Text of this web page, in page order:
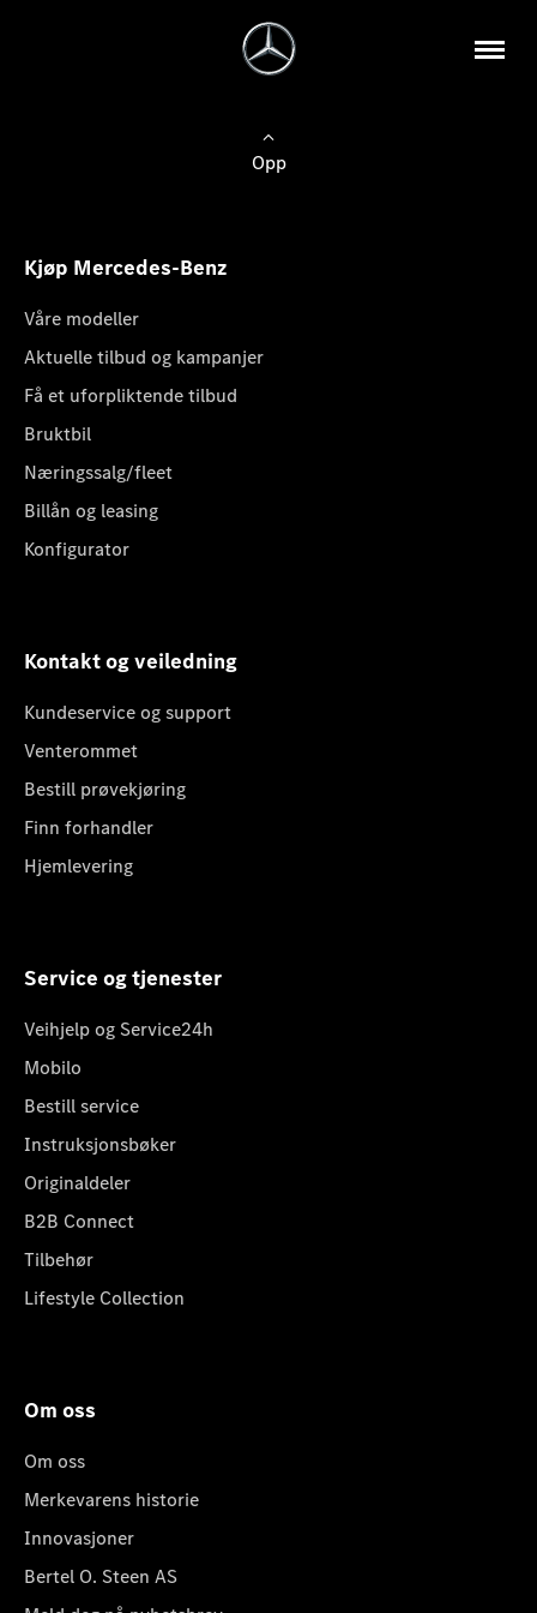
Opp
Kjøp Mercedes-Benz
Våre modeller
Aktuelle tilbud og kampanjer
Få et uforpliktende tilbud
Bruktbil
Næringssalg/fleet
Billån og leasing
Konfigurator
Kontakt og veiledning
Kundeservice og support
Venterommet
Bestill prøvekjøring
Finn forhandler
Hjemlevering
Service og tjenester
Veihjelp og Service24h
Mobilo
Bestill service
Instruksjonsbøker
Originaldeler
B2B Connect
Tilbehør
Lifestyle Collection
Om oss
Om oss
Merkevarens historie
Innovasjoner
Bertel O. Steen AS